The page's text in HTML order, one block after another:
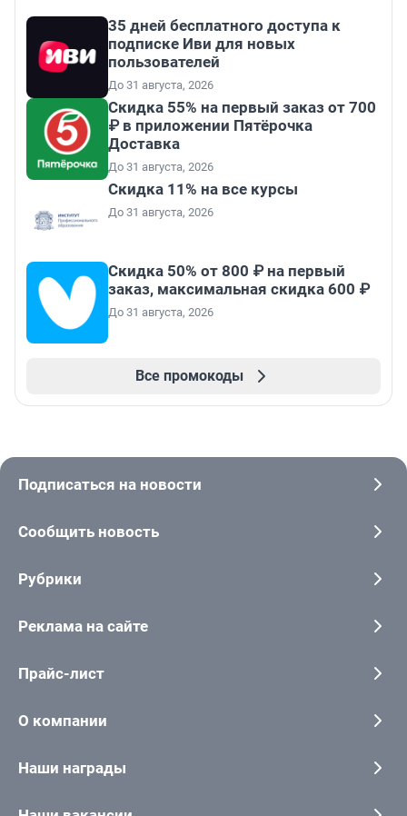
35 дней бесплатного доступа к
подписке Иви для новых
пользователей
До 31 августа, 2026
Скидка 55% на первый заказ от 700
₽ в приложении Пятёрочка
Доставка
До 31 августа, 2026
Скидка 11% на все курсы
До 31 августа, 2026
Скидка 50% от 800 ₽ на первый
заказ, максимальная скидка 600 ₽
До 31 августа, 2026
Все промокоды
Подписаться на новости
Сообщить новость
Рубрики
Реклама на сайте
Прайс-лист
О компании
Наши награды